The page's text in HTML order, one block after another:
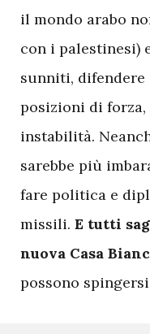
il mondo arabo
con i palestinesi)
sunniti,
posizioni di
instabilità.
sarebbe più
fare politica e
missili. E tutti
nuova Casa
possono